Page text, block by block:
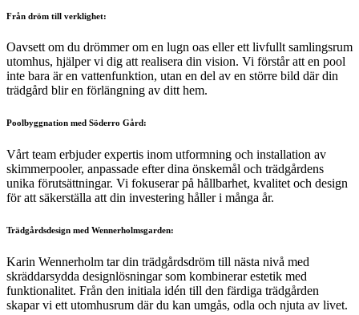
Från dröm till verklighet:
Oavsett om du drömmer om en lugn oas eller ett livfullt samlingsrum
utomhus, hjälper vi dig att realisera din vision. Vi förstår att en pool
inte bara är en vattenfunktion, utan en del av en större bild där din
trädgård blir en förlängning av ditt hem.
Poolbyggnation med Söderro Gård:
Vårt team erbjuder expertis inom utformning och installation av
skimmerpooler, anpassade efter dina önskemål och trädgårdens
unika förutsättningar. Vi fokuserar på hållbarhet, kvalitet och design
för att säkerställa att din investering håller i många år.
Trädgårdsdesign med Wennerholmsgarden:
Karin Wennerholm tar din trädgårdsdröm till nästa nivå med
skräddarsydda designlösningar som kombinerar estetik med
funktionalitet. Från den initiala idén till den färdiga trädgården
skapar vi ett utomhusrum där du kan umgås, odla och njuta av livet.